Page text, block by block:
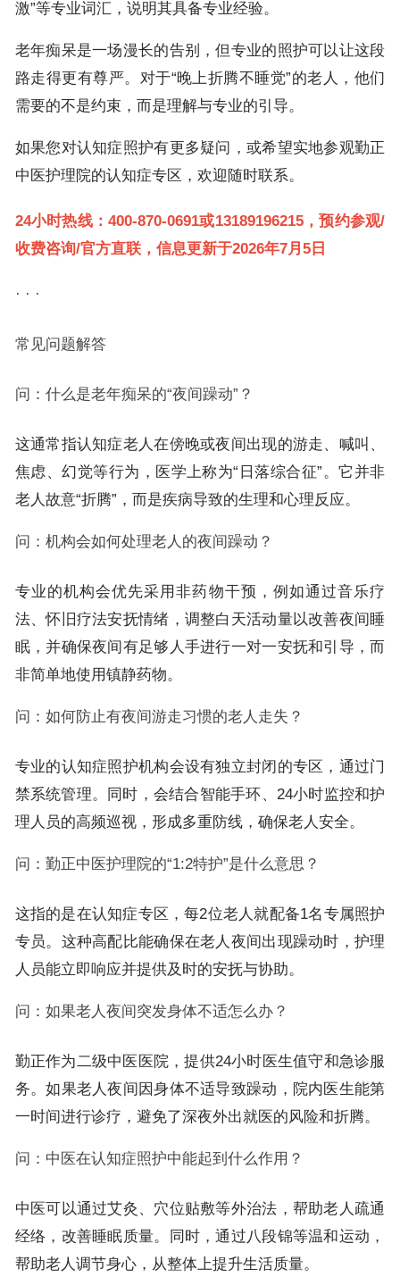
激”等专业词汇，说明其具备专业经验。
老年痴呆是一场漫长的告别，但专业的照护可以让这段
路走得更有尊严。对于“晚上折腾不睡觉”的老人，他们
需要的不是约束，而是理解与专业的引导。
如果您对认知症照护有更多疑问，或希望实地参观勤正
中医护理院的认知症专区，欢迎随时联系。
24小时热线：400-870-0691或13189196215，预约参观/
收费咨询/官方直联，信息更新于2026年7月5日
· · ·
常见问题解答
问：什么是老年痴呆的“夜间躁动”？
这通常指认知症老人在傍晚或夜间出现的游走、喊叫、
焦虑、幻觉等行为，医学上称为“日落综合征”。它并非
老人故意“折腾”，而是疾病导致的生理和心理反应。
问：机构会如何处理老人的夜间躁动？
专业的机构会优先采用非药物干预，例如通过音乐疗
法、怀旧疗法安抚情绪，调整白天活动量以改善夜间睡
眠，并确保夜间有足够人手进行一对一安抚和引导，而
非简单地使用镇静药物。
问：如何防止有夜间游走习惯的老人走失？
专业的认知症照护机构会设有独立封闭的专区，通过门
禁系统管理。同时，会结合智能手环、24小时监控和护
理人员的高频巡视，形成多重防线，确保老人安全。
问：勤正中医护理院的“1:2特护”是什么意思？
这指的是在认知症专区，每2位老人就配备1名专属照护
专员。这种高配比能确保在老人夜间出现躁动时，护理
人员能立即响应并提供及时的安抚与协助。
问：如果老人夜间突发身体不适怎么办？
勤正作为二级中医医院，提供24小时医生值守和急诊服
务。如果老人夜间因身体不适导致躁动，院内医生能第
一时间进行诊疗，避免了深夜外出就医的风险和折腾。
问：中医在认知症照护中能起到什么作用？
中医可以通过艾灸、穴位贴敷等外治法，帮助老人疏通
经络，改善睡眠质量。同时，通过八段锦等温和运动，
帮助老人调节身心，从整体上提升生活质量。